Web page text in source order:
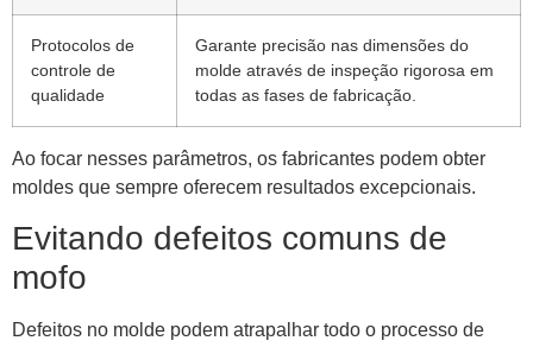
Protocolos de
controle de
qualidade
Garante precisão nas dimensões do
molde através de inspeção rigorosa em
todas as fases de fabricação.
Ao focar nesses parâmetros, os fabricantes podem obter
moldes que sempre oferecem resultados excepcionais.
Evitando defeitos comuns de
mofo
Defeitos no molde podem atrapalhar todo o processo de